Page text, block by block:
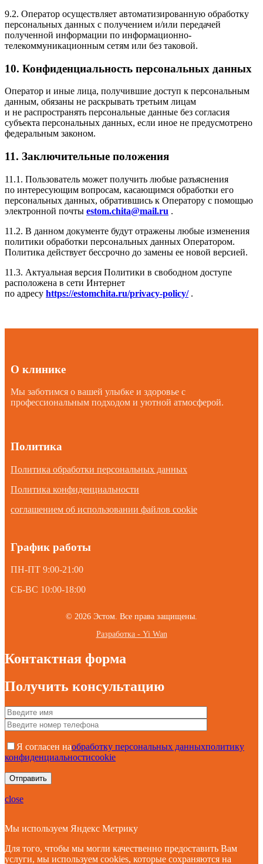
9.2. Оператор осуществляет автоматизированную обработку
персональных данных с получением и/или передачей
полученной информации по информационно-
телекоммуникационным сетям или без таковой.
10. Конфиденциальность персональных данных
Оператор и иные лица, получившие доступ к персональным
данным, обязаны не раскрывать третьим лицам
и не распространять персональные данные без согласия
субъекта персональных данных, если иное не предусмотрено
федеральным законом.
11. Заключительные положения
11.1. Пользователь может получить любые разъяснения
по интересующим вопросам, касающимся обработки его
персональных данных, обратившись к Оператору с помощью
электронной почты estom.chita@mail.ru .
11.2. В данном документе будут отражены любые изменения
политики обработки персональных данных Оператором.
Политика действует бессрочно до замены ее новой версией.
11.3. Актуальная версия Политики в свободном доступе
расположена в сети Интернет
по адресу https://estomchita.ru/privacy-policy/.
О клинике
Мы заботимся о вашей улыбке и здоровье с
профессиональным подходом и уютной атмосферой.
Политика
Политика обработки персональных данных
Политика конфиденциальности
соглашением об использовании файлов cookie
График работы
ПН-ПТ 9:00-21:00
СБ-ВС 10:00-18:00
© 2026 Эстом. Все права защищены.
Разработка - Yi Wan
Контактная форма
Получить консультацию
Я согласен наобработку персональных данныхполитику
конфиденциальностиcookie
close
Мы используем Яндекс Метрику
Для того, чтобы мы могли качественно предоставить Вам
услуги, мы используем cookies, которые сохраняются на